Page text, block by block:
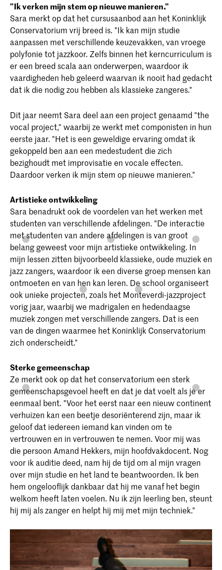
"Ik verken mijn stem op nieuwe manieren."
Sara merkt op dat het cursusaanbod aan het Koninklijk
Conservatorium vrij breed is. "Ik kan mijn studie
aanpassen met verschillende keuzevakken, van vroege
polyfonie tot jazzkoor. Zelfs binnen het kerncurriculum is
er een breed scala aan onderwerpen, waardoor ik
vaardigheden heb geleerd waarvan ik nooit had gedacht
dat ik die nodig zou hebben als klassieke zangeres."
Dit jaar neemt Sara deel aan een project genaamd "the
vocal project," waarbij ze werkt met componisten in hun
eerste jaar. "Het is een geweldige ervaring omdat ik
gekoppeld ben aan een medestudent die zich
bezighoudt met improvisatie en vocale effecten.
Daardoor verken ik mijn stem op nieuwe manieren."
Artistieke ontwikkeling
Sara benadrukt ook de voordelen van het werken met
studenten van verschillende afdelingen. "De interactie
met studenten van andere afdelingen is van groot
belang geweest voor mijn artistieke ontwikkeling. In
mijn lessen zitten bijvoorbeeld klassieke, oude muziek en
jazz zangers, waardoor ik een diverse groep mensen kan
ontmoeten en van hen kan leren. De school organiseert
ook unieke projecten, zoals het Monteverdi-jazzproject
vorig jaar, waarbij we madrigalen en hedendaagse
muziek zongen met verschillende zangers. Dat is een
van de dingen waarmee het Koninklijk Conservatorium
zich onderscheidt."
Sterke gemeenschap
Ze merkt ook op dat het conservatorium een sterk
gemeenschapsgevoel heeft en dat je dat voelt als je er
eenmaal bent. "Voor het eerst naar een nieuw continent
verhuizen kan een beetje desoriënterend zijn, maar ik
geloof dat iedereen iemand kan vinden om te
vertrouwen en in vertrouwen te nemen. Voor mij was
die persoon Amand Hekkers, mijn hoofdvakdocent. Nog
voor ik auditie deed, nam hij de tijd om al mijn vragen
over mijn studie en het land te beantwoorden. Ik ben
hem ongelooflijk dankbaar dat hij me vanaf het begin
welkom heeft laten voelen. Nu ik zijn leerling ben, steunt
hij mij als zanger en helpt hij mij met mijn techniek."